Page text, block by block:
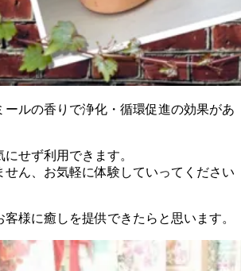
ールの香りで浄化・循環促進の効果があ
せず利用できます。
せん、お気軽に体験していってください
様に癒しを提供できたらと思います。